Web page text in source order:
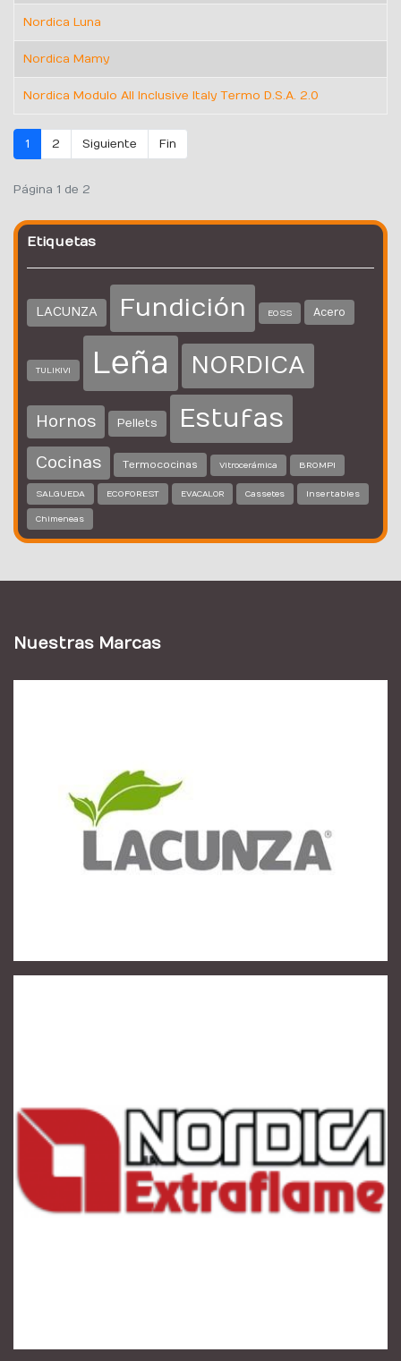
Nordica Luna
Nordica Mamy
Nordica Modulo All Inclusive Italy Termo D.S.A. 2.0
1 2 Siguiente Fin
Página 1 de 2
Etiquetas
LACUNZA Fundición EOSS Acero
TULIKIVI Leña NORDICA
Hornos Pellets Estufas
Cocinas Termococinas Vitrocerámica BROMPI
SALGUEDA ECOFOREST EVACALOR Cassetes Insertables
Chimeneas
Nuestras Marcas